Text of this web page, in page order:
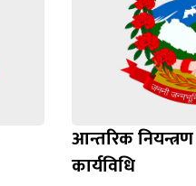
आन्तरिक नियन्त्रण
कार्यविधि